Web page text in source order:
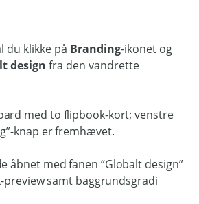
du klikke på Branding-ikonet og
design fra den vandrette